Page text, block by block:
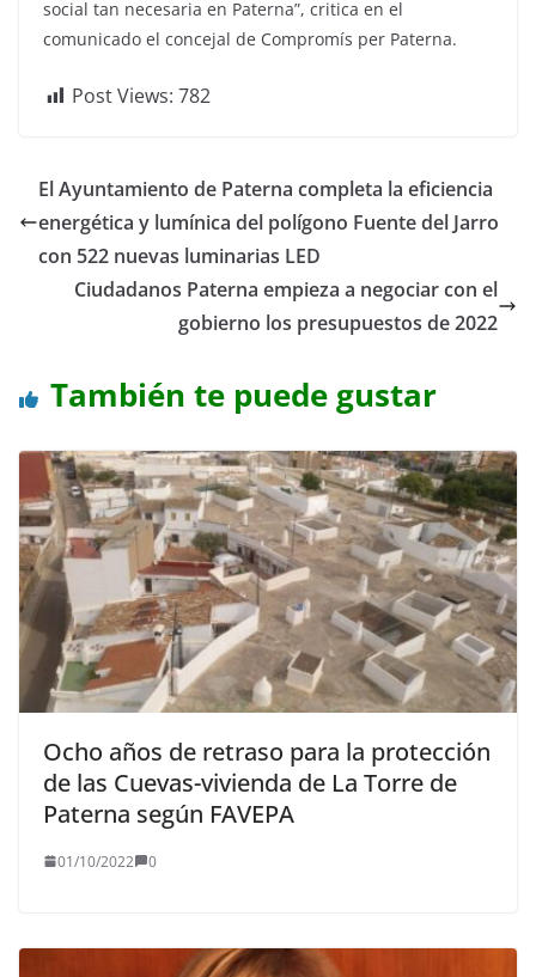
social tan necesaria en Paterna”, critica en el
comunicado el concejal de Compromís per Paterna.
Post Views: 782
El Ayuntamiento de Paterna completa la eficiencia
energética y lumínica del polígono Fuente del Jarro
con 522 nuevas luminarias LED
Ciudadanos Paterna empieza a negociar con el
gobierno los presupuestos de 2022
También te puede gustar
Ocho años de retraso para la protección
de las Cuevas-vivienda de La Torre de
Paterna según FAVEPA
01/10/2022 0